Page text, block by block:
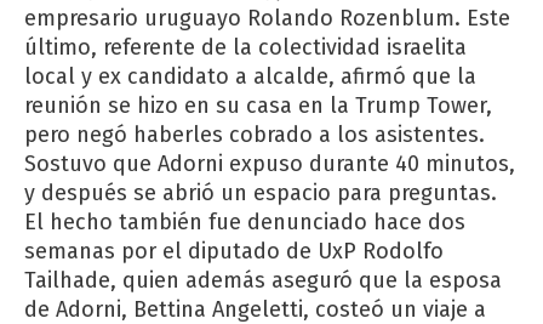
empresario uruguayo Rolando Rozenblum. Este
último, referente de la colectividad israelita
local y ex candidato a alcalde, afirmó que la
reunión se hizo en su casa en la Trump Tower,
pero negó haberles cobrado a los asistentes.
Sostuvo que Adorni expuso durante 40 minutos,
y después se abrió un espacio para preguntas.
El hecho también fue denunciado hace dos
semanas por el diputado de UxP Rodolfo
Tailhade, quien además aseguró que la esposa
de Adorni, Bettina Angeletti, costeó un viaje a